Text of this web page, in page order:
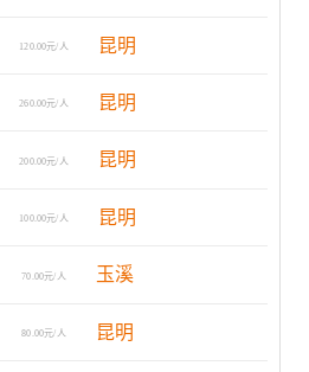
120.00元/人 昆明
260.00元/人 昆明
200.00元/人 昆明
100.00元/人 昆明
70.00元/人 玉溪
80.00元/人 昆明